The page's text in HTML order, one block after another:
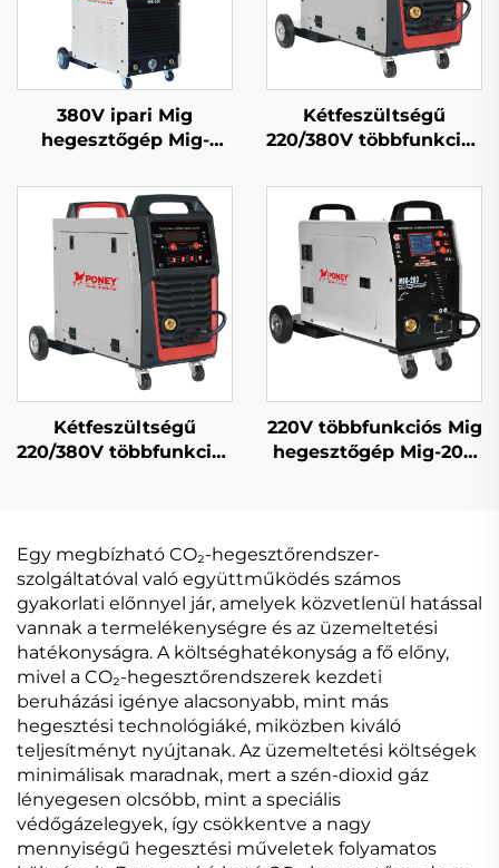
380V ipari Mig
hegesztőgép Mig-
huzaladagolóval,
többfunkciós CO2
gázzal védett Mig/Mag
hegesztőgép
Kétfeszültségű
220/380V többfunkciós
250 dupla impulzusos
LCD digitális
szabályozású
szinergikus
hegesztőgép
Kétfeszültségű
220/380V többfunkciós
szinergikus
hegesztőgép
220V többfunkciós Mig
hegesztőgép Mig-200
hegesztőgép
Egy megbízható CO₂-hegesztőrendszer-
szolgáltatóval való együttműködés számos
gyakorlati előnnyel jár, amelyek közvetlenül hatással
vannak a termelékenységre és az üzemeltetési
hatékonyságra. A költséghatékonyság a fő előny,
mivel a CO₂-hegesztőrendszerek kezdeti
beruházási igénye alacsonyabb, mint más
hegesztési technológiáké, miközben kiváló
teljesítményt nyújtanak. Az üzemeltetési költségek
minimálisak maradnak, mert a szén-dioxid gáz
lényegesen olcsóbb, mint a speciális
védőgázelegyek, így csökkentve a nagy
mennyiségű hegesztési műveletek folyamatos